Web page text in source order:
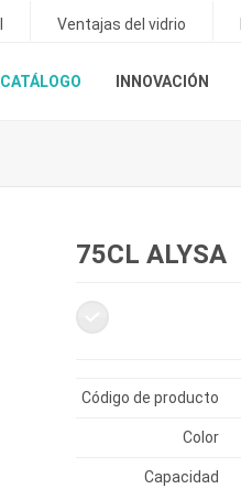
Ventajas del vidrio
CATÁLOGO INNOVACIÓN
75CL ALYSA
Código de producto
Color
Capacidad